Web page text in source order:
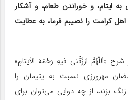
به ایتام، و خوراندن طعام، و آشکار
کرامت را نصیبم فرما، به عطایت
«اَللّهُمَّ ارْزُقْنی فیهِ رَحْمَهَ الاْیتامِ»
مهرورزی نسبت به یتیمان را
بزند، از چه دوایی می‌توان برای